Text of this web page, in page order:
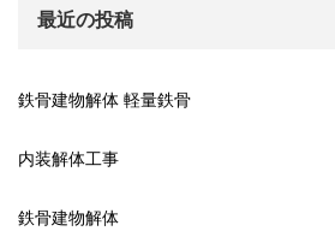
最近の投稿
鉄骨建物解体 軽量鉄骨
内装解体工事
鉄骨建物解体